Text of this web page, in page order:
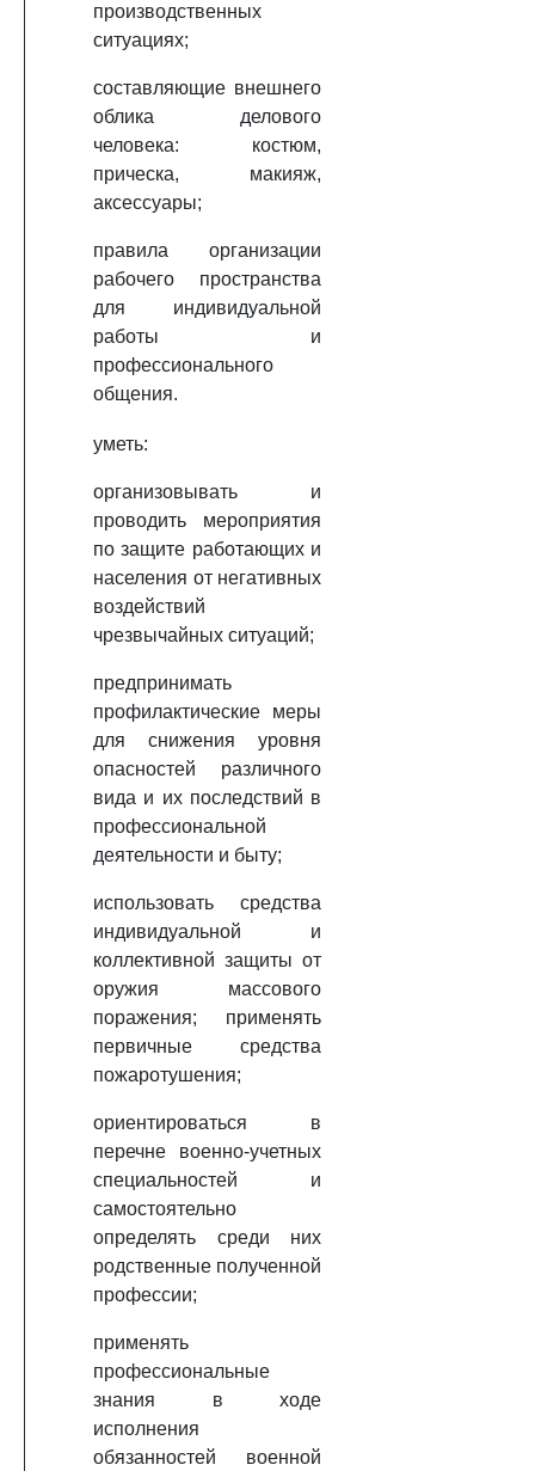
производственных
ситуациях;
составляющие внешнего
облика делового
человека: костюм,
прическа, макияж,
аксессуары;
правила организации
рабочего пространства
для индивидуальной
работы и
профессионального
общения.
уметь:
организовывать и
проводить мероприятия
по защите работающих и
населения от негативных
воздействий
чрезвычайных ситуаций;
предпринимать
профилактические меры
для снижения уровня
опасностей различного
вида и их последствий в
профессиональной
деятельности и быту;
использовать средства
индивидуальной и
коллективной защиты от
оружия массового
поражения; применять
первичные средства
пожаротушения;
ориентироваться в
перечне военно-учетных
специальностей и
самостоятельно
определять среди них
родственные полученной
профессии;
применять
профессиональные
знания в ходе
исполнения
обязанностей военной